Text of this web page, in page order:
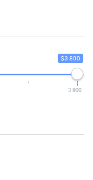
$3 800
3 800